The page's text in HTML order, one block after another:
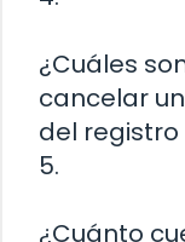
¿Cuáles
cancelar
del
5.
¿Cuánto